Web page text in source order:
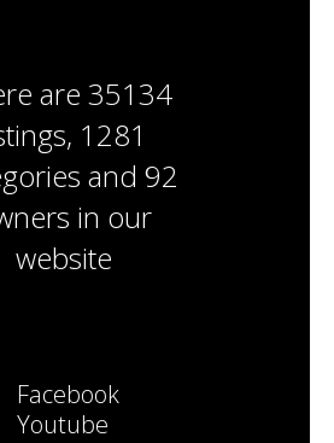
are 35134
, 1281
and 92
in our
website
Facebook
Youtube